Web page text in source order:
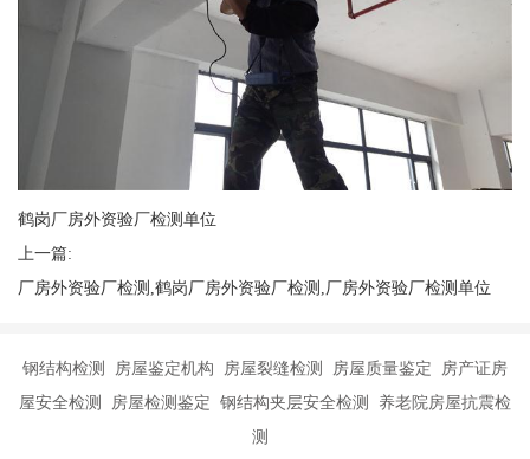
鹤岗厂房外资验厂检测单位
上一篇:
厂房外资验厂检测,鹤岗厂房外资验厂检测,厂房外资验厂检测单位
钢结构检测 房屋鉴定机构 房屋裂缝检测 房屋质量鉴定 房产证房
屋安全检测 房屋检测鉴定 钢结构夹层安全检测 养老院房屋抗震检
测